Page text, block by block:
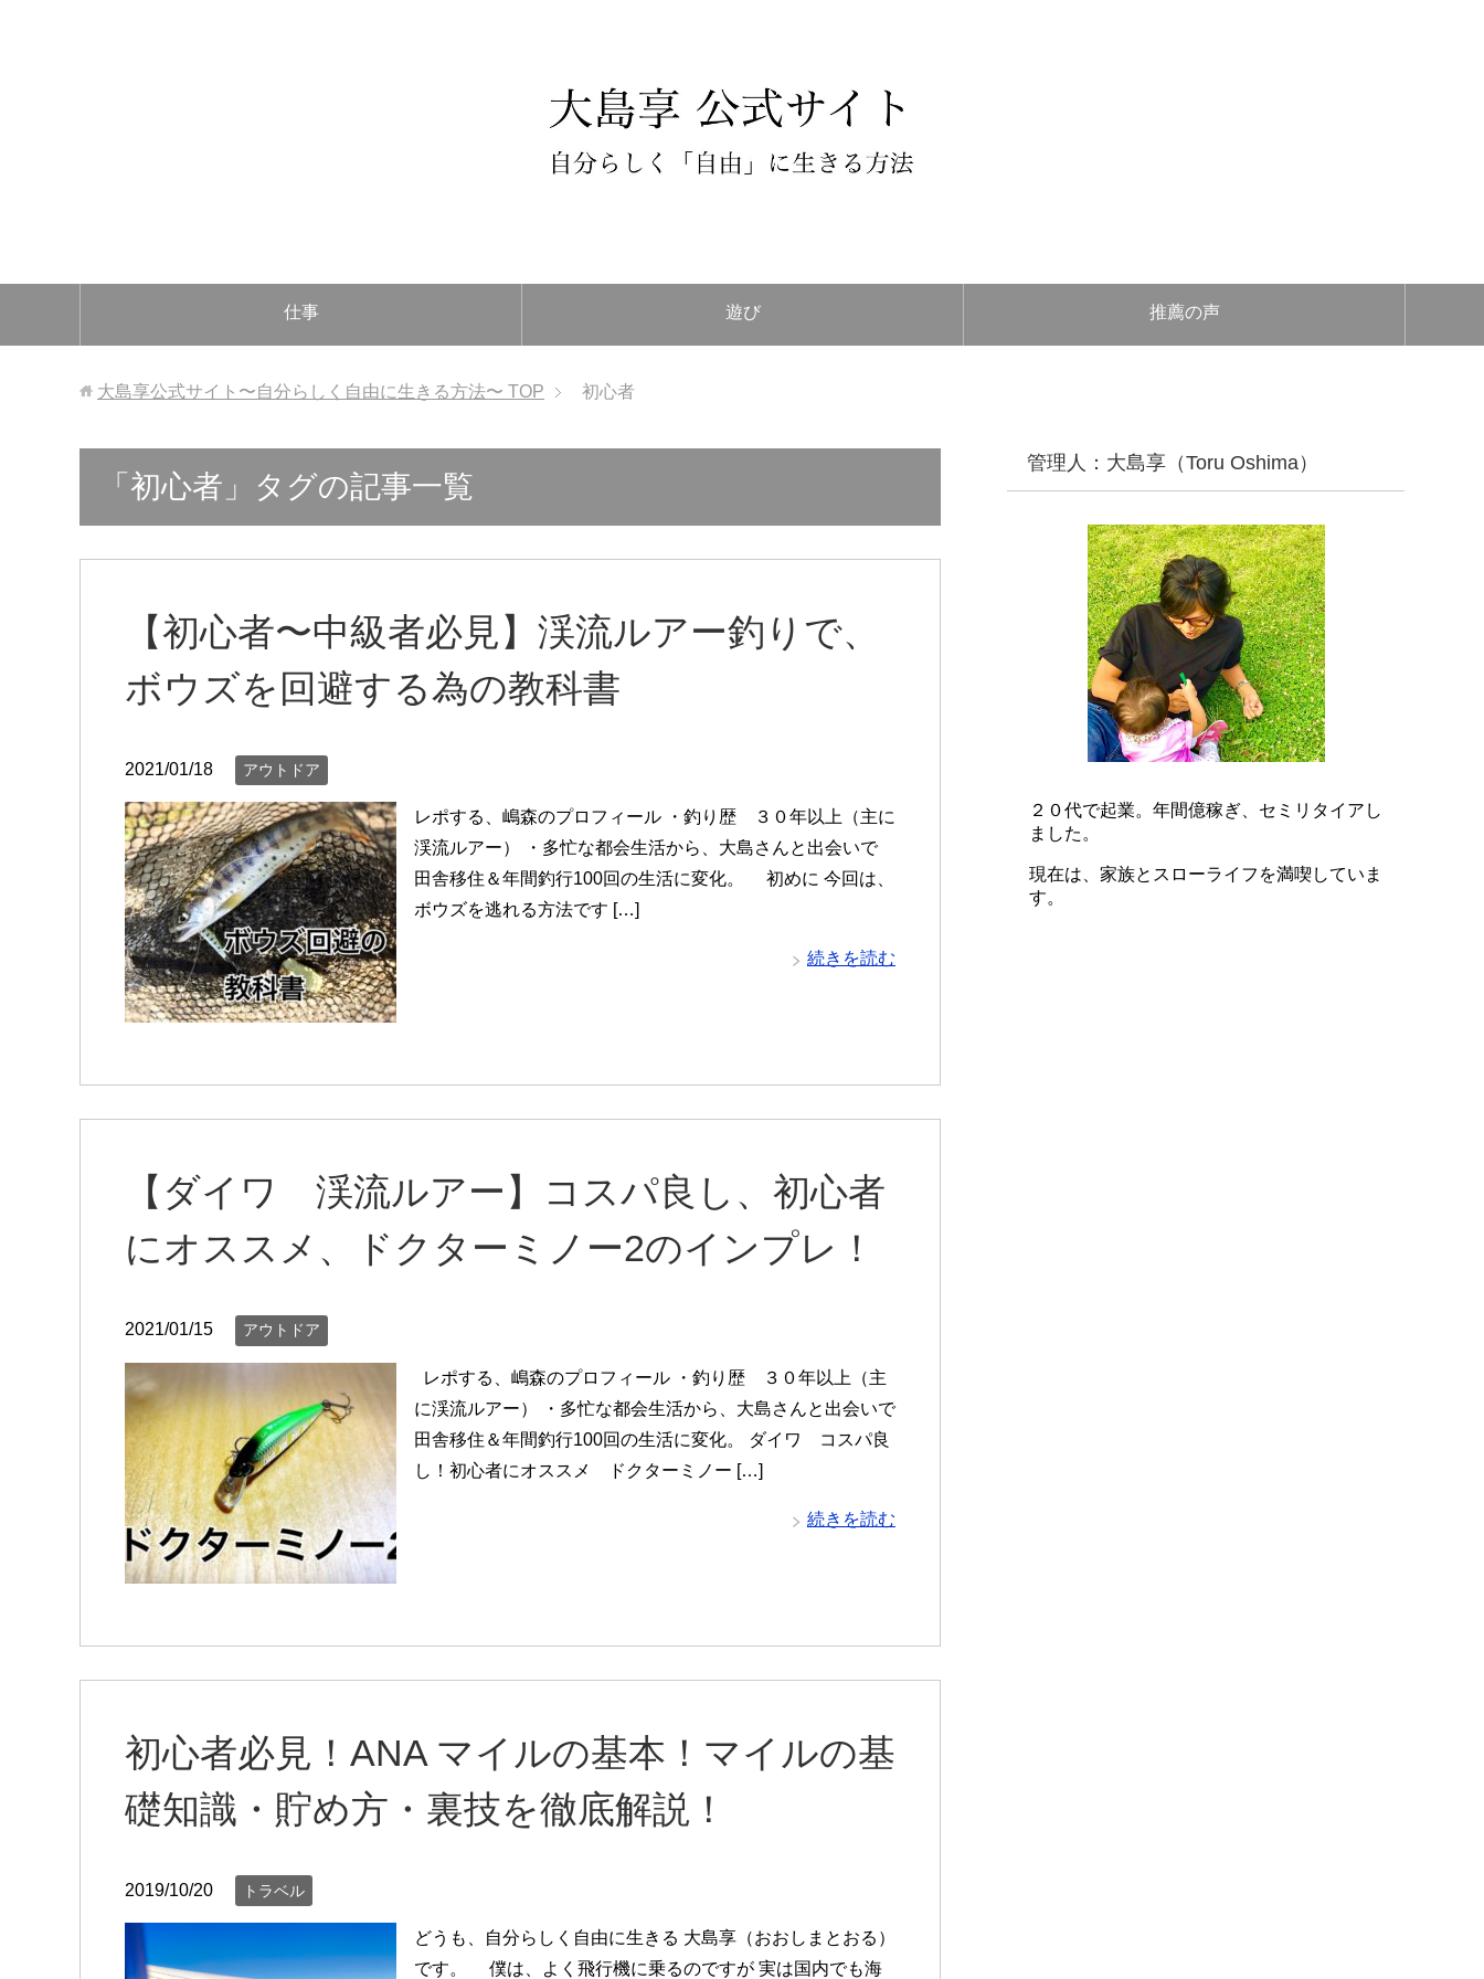
仕事 遊び 推薦の声
大島享公式サイト〜自分らしく自由に生きる方法〜 TOP 初心者
「初心者」タグの記事一覧
【初心者〜中級者必見】渓流ルアー釣りで、
ボウズを回避する為の教科書
2021/01/18 アウトドア
レポする、嶋森のプロフィール ・釣り歴 ３０年以上（主に
渓流ルアー） ・多忙な都会生活から、大島さんと出会いで
田舎移住＆年間釣行100回の生活に変化。 初めに 今回は、
ボウズを逃れる方法です […]
続きを読む
【ダイワ 渓流ルアー】コスパ良し、初心者
にオススメ、ドクターミノー2のインプレ！
2021/01/15 アウトドア
レポする、嶋森のプロフィール ・釣り歴 ３０年以上（主
に渓流ルアー） ・多忙な都会生活から、大島さんと出会いで
田舎移住＆年間釣行100回の生活に変化。 ダイワ コスパ良
し！初心者にオススメ ドクターミノー […]
続きを読む
初心者必見！ANA マイルの基本！マイルの基
礎知識・貯め方・裏技を徹底解説！
2019/10/20 トラベル
どうも、自分らしく自由に生きる 大島享（おおしまとおる）
です。 僕は、よく飛行機に乗るのですが 実は国内でも海
管理人：大島享（Toru Oshima）
２０代で起業。 年間億稼ぎ、 セミリタイアし
ました。
現在は、 家族とスローライフを満喫していま
す。